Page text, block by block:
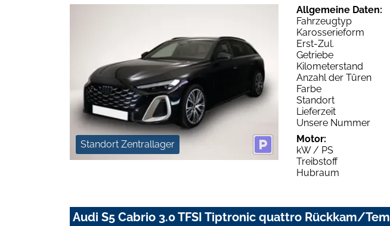
Standort Zentrallager
Allgemeine Daten:
Fahrzeugtyp
Karosserieform
Erst-Zul.
Getriebe
Kilometerstand
Anzahl der Türen
Farbe
Standort
Lieferzeit
Unsere Nummer
Motor:
kW / PS
Treibstoff
Hubraum
Audi S5 Cabrio 3.0 TFSI Tiptronic quattro Rückkam/Tem